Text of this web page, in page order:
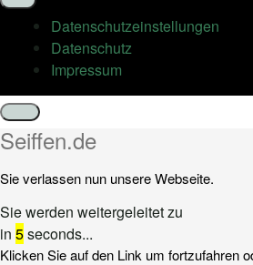
Datenschutz­einstellungen
Datenschutz
Impressum
Schließen
Seiffen.de
Sie verlassen nun unsere Webseite.
Sie werden weitergeleitet zu
in 5seconds...
Klicken Sie auf den Link um fortzufahren